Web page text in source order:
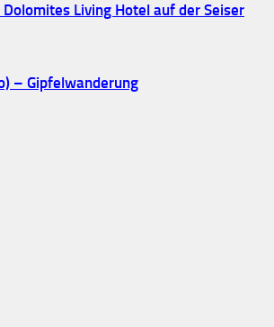
Living Hotel auf der Seiser
– Gipfelwanderung